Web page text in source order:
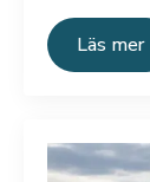
Läs mer